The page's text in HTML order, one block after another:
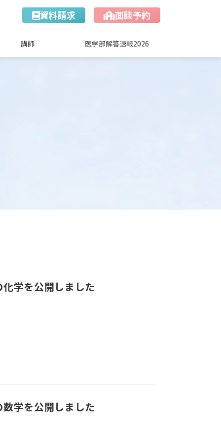
資料請求 面談予約
講師 医学部解答速報2026
学を公開しました
学を公開しました